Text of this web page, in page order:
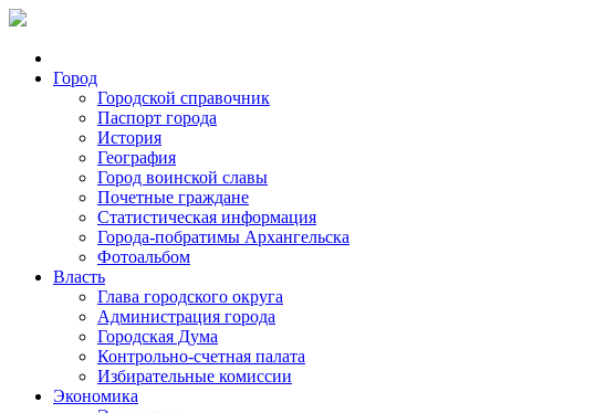
Город
Городской справочник
Паспорт города
История
География
Город воинской славы
Почетные граждане
Статистическая информация
Города-побратимы Архангельска
Фотоальбом
Власть
Глава городского округа
Администрация города
Городская Дума
Контрольно-счетная палата
Избирательные комиссии
Экономика